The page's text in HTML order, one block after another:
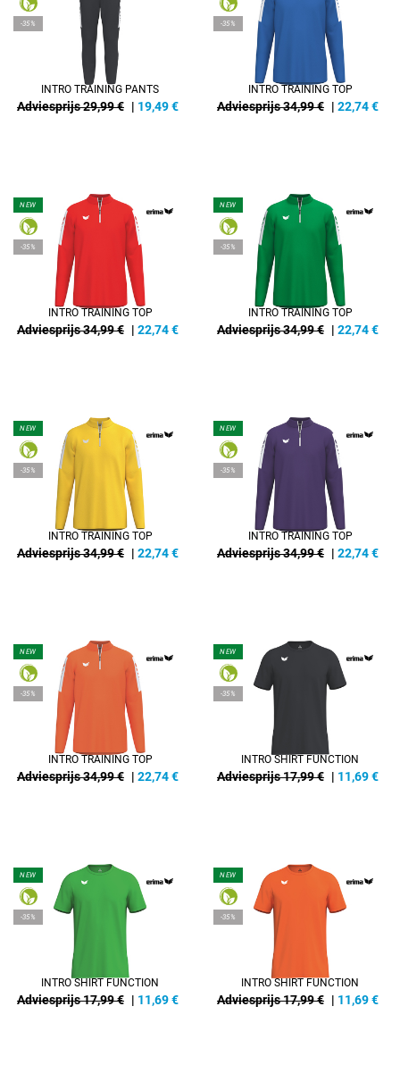
-35%
INTRO TRAINING PANTS
Adviesprijs 29,99 € | 19,49€
-35%
INTRO TRAINING TOP
Adviesprijs 34,99 € | 22,74€
NEW
-35%
INTRO TRAINING TOP
Adviesprijs 34,99 € | 22,74€
NEW
-35%
INTRO TRAINING TOP
Adviesprijs 34,99 € | 22,74€
NEW
-35%
INTRO TRAINING TOP
Adviesprijs 34,99 € | 22,74€
NEW
-35%
INTRO TRAINING TOP
Adviesprijs 34,99 € | 22,74€
NEW
-35%
INTRO TRAINING TOP
Adviesprijs 34,99 € | 22,74€
NEW
-35%
INTRO SHIRT FUNCTION
Adviesprijs 17,99 € | 11,69€
NEW
-35%
INTRO SHIRT FUNCTION
Adviesprijs 17,99 € | 11,69€
NEW
-35%
INTRO SHIRT FUNCTION
Adviesprijs 17,99 € | 11,69€